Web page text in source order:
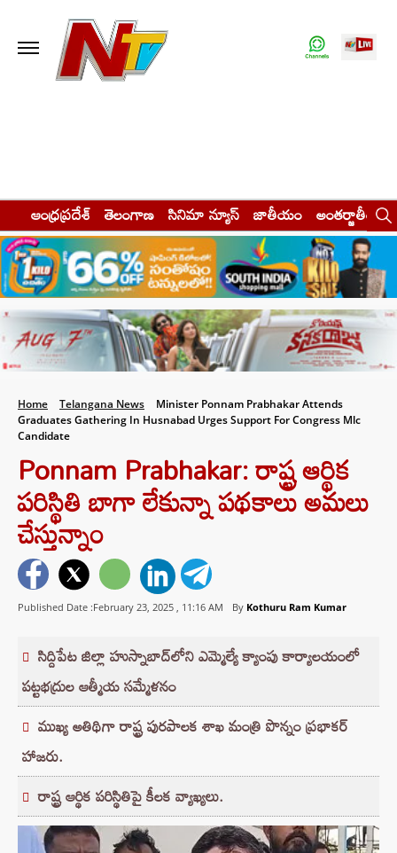
ఆంధ్రప్రదేశ్ తెలంగాణ సినిమా న్యూస్ జాతీయం అంతర్జాతీయం
Home Telangana News
Minister Ponnam Prabhakar Attends
Graduates Gathering In Husnabad Urges Support For Congress Mlc
Candidate
Ponnam Prabhakar: రాష్ట్ర ఆర్థిక
పరిస్థితి బాగా లేకున్నా పథకాలు అమలు
చేస్తున్నాం
Published Date :February 23, 2025 , 11:16 AM By Kothuru Ram Kumar
సిద్దిపేట జిల్లా హుస్నాబాద్‌లోని ఎమ్మెల్యే క్యాంపు కార్యాలయంలో
పట్టభద్రుల ఆత్మీయ సమ్మేళనం
ముఖ్య అతిథిగా రాష్ట్ర పురపాలక శాఖ మంత్రి పొన్నం ప్రభాకర్
హాజరు.
రాష్ట్ర ఆర్థిక పరిస్థితిపై కీలక వ్యాఖ్యలు.